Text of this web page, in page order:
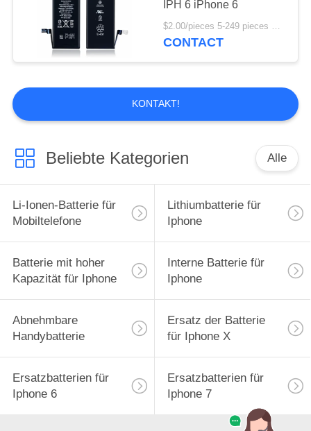
IPH 6 iPhone 6
$2.00/pieces 5-249 pieces MOQ:5 Stücke
CONTACT
KONTAKT!
Beliebte Kategorien Alle
Li-Ionen-Batterie für
Mobiltelefone
Lithiumbatterie für
Iphone
Batterie mit hoher
Kapazität für Iphone
Interne Batterie für
Iphone
Abnehmbare
Handybatterie
Ersatz der Batterie
für Iphone X
Ersatzbatterien für
Iphone 6
Ersatzbatterien für
Iphone 7